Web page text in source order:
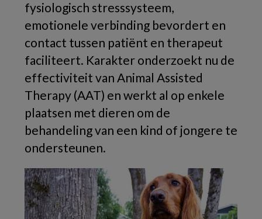
fysiologisch stresssysteem,
emotionele verbinding bevordert en
contact tussen patiënt en therapeut
faciliteert. Karakter onderzoekt nu de
effectiviteit van Animal Assisted
Therapy (AAT) en werkt al op enkele
plaatsen met dieren om de
behandeling van een kind of jongere te
ondersteunen.